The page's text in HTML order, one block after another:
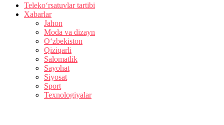
Teleko‘rsatuvlar tartibi
Xabarlar
Jahon
Moda va dizayn
O‘zbekiston
Qiziqarli
Salomatlik
Sayohat
Siyosat
Sport
Texnologiyalar